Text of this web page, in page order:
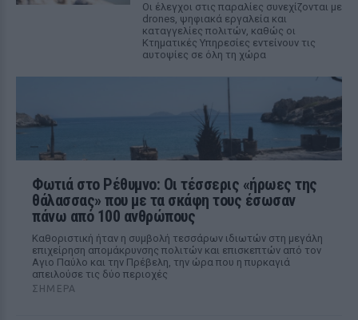
Οι έλεγχοι στις παραλίες συνεχίζονται με
drones, ψηφιακά εργαλεία και
καταγγελίες πολιτών, καθώς οι
Κτηματικές Υπηρεσίες εντείνουν τις
αυτοψίες σε όλη τη χώρα
Φωτιά στο Ρέθυμνο: Οι τέσσερις «ήρωες της
θάλασσας» που με τα σκάφη τους έσωσαν
πάνω από 100 ανθρώπους
Καθοριστική ήταν η συμβολή τεσσάρων ιδιωτών στη μεγάλη
επιχείρηση απομάκρυνσης πολιτών και επισκεπτών από τον
Αγιο Παύλο και την Πρέβελη, την ώρα που η πυρκαγιά
απειλούσε τις δύο περιοχές
ΣΉΜΕΡΑ